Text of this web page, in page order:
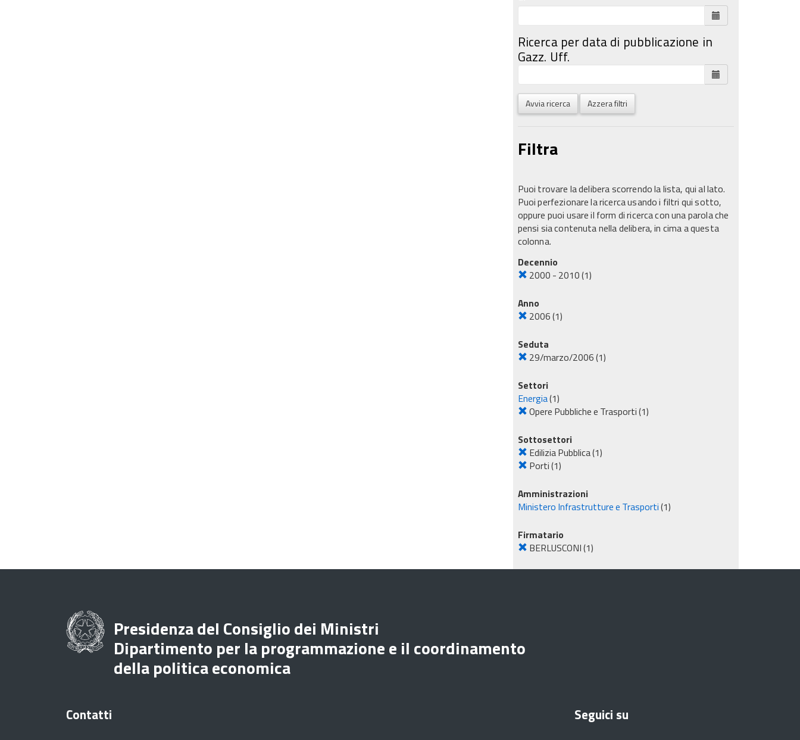
Ricerca per data di pubblicazione in
Gazz. Uff.
Avvia ricerca Azzera filtri
Filtra
Puoi trovare la delibera scorrendo la lista, qui al lato.
Puoi perfezionare la ricerca usando i filtri qui sotto,
oppure puoi usare il form di ricerca con una parola che
pensi sia contenuta nella delibera, in cima a questa
colonna.
Decennio
2000 - 2010(1)
Anno
2006(1)
Seduta
29/marzo/2006(1)
Settori
Energia(1)
Opere Pubbliche e Trasporti(1)
Sottosettori
Edilizia Pubblica(1)
Porti(1)
Amministrazioni
Ministero Infrastrutture e Trasporti(1)
Firmatario
BERLUSCONI(1)
Presidenza del Consiglio dei Ministri
Dipartimento per la programmazione e il coordinamento
della politica economica
Contatti Seguici su